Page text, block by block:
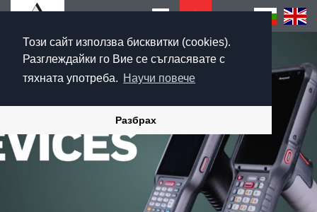
Този сайт използва бисквитки (cookies).
Разглеждайки го Вие се съгласявате с
тяхната употреба. Научи повече
Разбрах